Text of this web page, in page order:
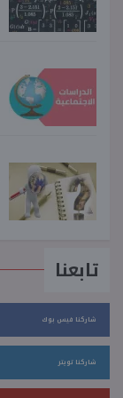
تابعنا
شاركنا فيس بوك
شاركنا تويتر